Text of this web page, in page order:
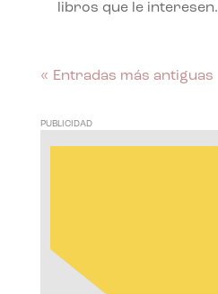
libros que le interesen.
« Entradas más antiguas
PUBLICIDAD